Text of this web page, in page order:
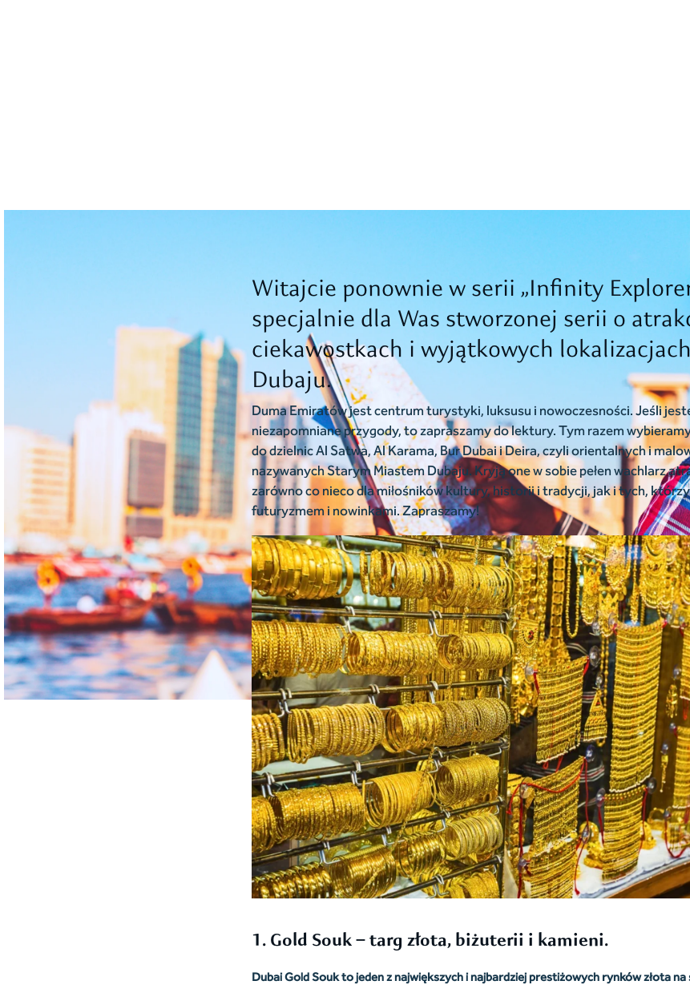
Witajcie ponownie w serii „Infinity
specjalnie dla Was stworzonej serii o
ciekawostkach i wyjątkowych
Dubaju.
Duma Emiratów jest centrum turystyki, luksusu i nowoczesności. Jeśli
niezapomniane przygody, to zapraszamy do lektury. Tym razem
do dzielnic Al Satwa, Al Karama, Bur Dubai i Deira, czyli orientalnych i
nazywanych Starym Miastem Dubaju. Kryją one w sobie pełen wachlarz
zarówno co nieco dla miłośników kultury, historii i tradycji, jak i tych,
futuryzmem i nowinkami. Zapraszamy!
1. Gold Souk – targ złota, biżuterii i kamieni.
Dubai Gold Souk to jeden z największych i najbardziej prestiżowych rynków złota na